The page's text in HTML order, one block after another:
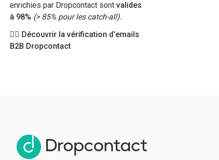
enrichies par Dropcontact sont valides
à 98% (> 85% pour les catch-all).
👉🏻 Découvrir la vérification d'emails
B2B Dropcontact
Dropcontact